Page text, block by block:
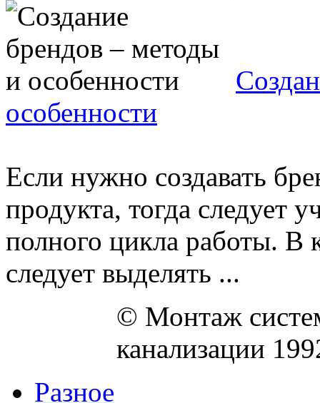
особенности
Если нужно создавать
продукта, тогда следует
полного цикла работы. В
следует выделять ...
© Монтаж
канализации
Разное